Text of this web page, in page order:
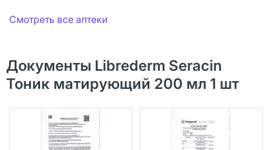
Смотреть все аптеки
Документы Librederm Seracin
Тоник матирующий 200 мл 1 шт